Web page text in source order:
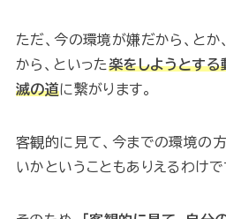
ただ、今の環境が嫌だから、と
から、といった楽をしようとする
滅の道に繋がります。
客観的に見て、今までの環境の
いかということもありえるわけで